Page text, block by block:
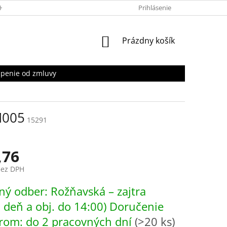
OSOBNÝCH ÚDAJOV Prihlásenie
NÁKUPNÝ
Prázdny košík
od zmluvy
15291
DPH
odber: Rožňavská – zajtra
deň a obj. do 14:00) Doručenie
do 2 pracovných dní (>20 ks)